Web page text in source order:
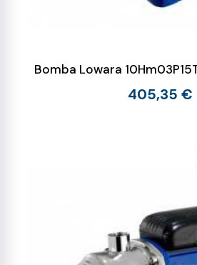
Bomba Lowara
405,35 €